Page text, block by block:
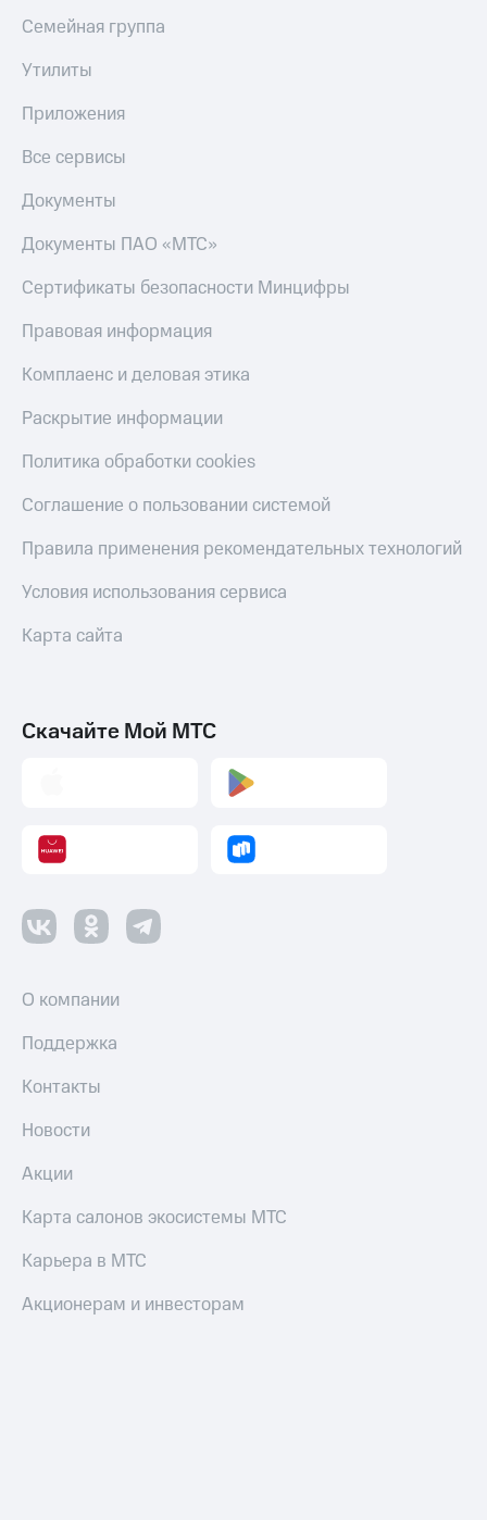
Семейная группа
Утилиты
Приложения
Все сервисы
Документы
Документы ПАО «МТС»
Сертификаты безопасности Минцифры
Правовая информация
Комплаенс и деловая этика
Раскрытие информации
Политика обработки cookies
Соглашение о пользовании системой
Правила применения рекомендательных технологий
Условия использования сервиса
Карта сайта
Скачайте Мой МТС
О компании
Поддержка
Контакты
Новости
Акции
Карта салонов экосистемы МТС
Карьера в МТС
Акционерам и инвесторам